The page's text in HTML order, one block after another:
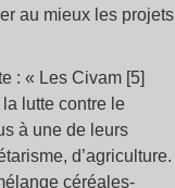
au mieux les projets
: « Les Civam [5]
lutte contre le
à une de leurs
d’agriculture.
céréales-